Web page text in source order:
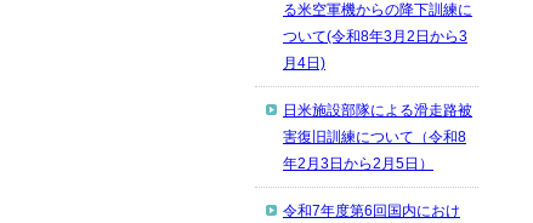
る米空軍機からの降下訓練に
ついて(令和8年3月2日から3
月4日)
日米施設部隊による滑走路被
害復旧訓練について（令和8
年2月3日から2月5日）
令和7年度第6回国内におけ